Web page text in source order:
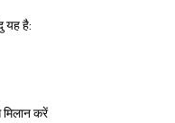
यह है:
करें